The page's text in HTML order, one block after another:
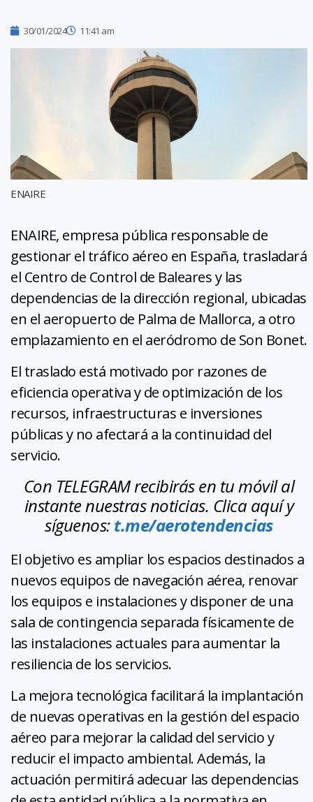
30/01/2024 11:41 am
ENAIRE
ENAIRE, empresa pública responsable de
gestionar el tráfico aéreo en España, trasladará
el Centro de Control de Baleares y las
dependencias de la dirección regional, ubicadas
en el aeropuerto de Palma de Mallorca, a otro
emplazamiento en el aeródromo de Son Bonet.
El traslado está motivado por razones de
eficiencia operativa y de optimización de los
recursos, infraestructuras e inversiones
públicas y no afectará a la continuidad del
servicio.
Con TELEGRAM recibirás en tu móvil al
instante nuestras noticias. Clica aquí y
síguenos:t.me/aerotendencias
El objetivo es ampliar los espacios destinados a
nuevos equipos de navegación aérea, renovar
los equipos e instalaciones y disponer de una
sala de contingencia separada físicamente de
las instalaciones actuales para aumentar la
resiliencia de los servicios.
La mejora tecnológica facilitará la implantación
de nuevas operativas en la gestión del espacio
aéreo para mejorar la calidad del servicio y
reducir el impacto ambiental. Además, la
actuación permitirá adecuar las dependencias